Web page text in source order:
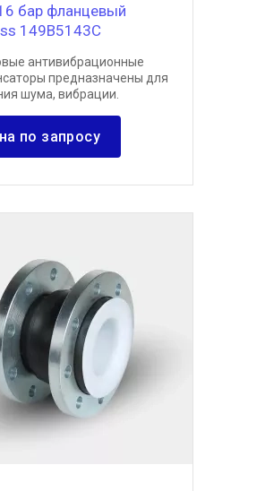
бар фланцевый
149B5143C
антивибрационные
предназначены для
шума, вибрации.
по запросу